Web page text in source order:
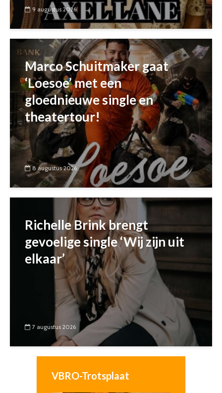
9 augustus 2026
Marco Schuitmaker gaat
‘Loesoe’ met een
gloednieuwe single en
theatertour!
8 augustus 2026
Richelle Brink brengt
gevoelige single ‘Wij zijn uit
elkaar’
7 augustus 2026
VBRO-Trotsplaat